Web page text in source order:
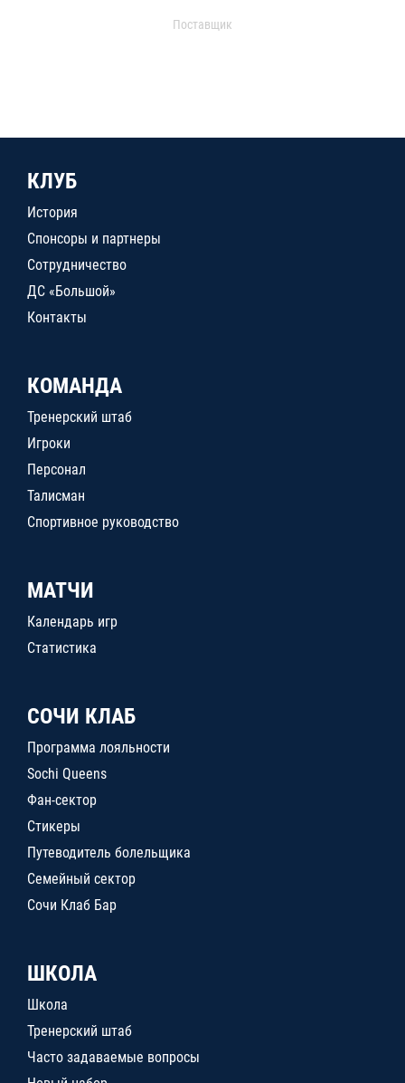
Поставщик
КЛУБ
История
Спонсоры и партнеры
Сотрудничество
ДС «Большой»
Контакты
КОМАНДА
Тренерский штаб
Игроки
Персонал
Талисман
Спортивное руководство
МАТЧИ
Календарь игр
Статистика
СОЧИ КЛАБ
Программа лояльности
Sochi Queens
Фан-сектор
Стикеры
Путеводитель болельщика
Семейный сектор
Сочи Клаб Бар
ШКОЛА
Школа
Тренерский штаб
Часто задаваемые вопросы